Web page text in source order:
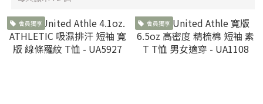
會員獨享 會員獨享